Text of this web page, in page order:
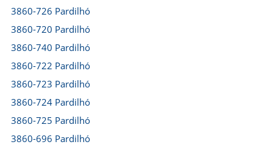
3860-726 Pardilhó
3860-720 Pardilhó
3860-740 Pardilhó
3860-722 Pardilhó
3860-723 Pardilhó
3860-724 Pardilhó
3860-725 Pardilhó
3860-696 Pardilhó